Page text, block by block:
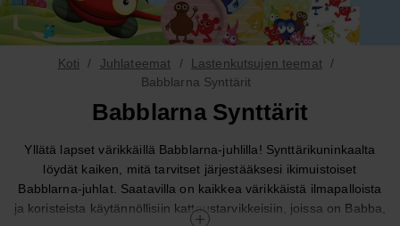
Koti Juhlateemat
Lastenkutsujen teemat
Babblarna Synttärit
Babblarna Synttärit
Yllätä lapset värikkäillä Babblarna-juhlilla! Synttärikuninkaalta
löydät kaiken, mitä tarvitset järjestääksesi ikimuistoiset
Babblarna-juhlat. Saatavilla on kaikkea värikkäistä ilmapalloista
ja koristeista käytännöllisiin kattaustarvikkeisiin, joissa on Babba,